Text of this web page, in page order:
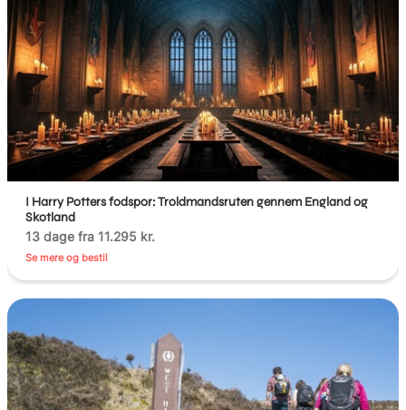
I Harry Potters fodspor: Troldmandsruten gennem England og
Skotland
13 dage fra 11.295 kr.
Se mere og bestil